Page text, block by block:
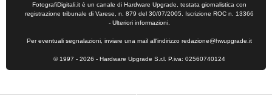
FotografiDigitali.it è un canale di Hardware Upgrade, testata giornalistica con
registrazione tribunale di Varese, n. 879 del 30/07/2005. Iscrizione ROC n. 13366
- Ulteriori informazioni.
Per eventuali segnalazioni, inviare una mail all'indirizzo redazione@hwupgrade.it
© 1997 - 2026 - Hardware Upgrade S.r.l. P.iva: 02560740124